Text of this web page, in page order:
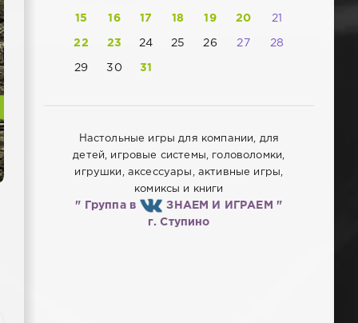
15 16 17 18 19 20 21
22 23 24 25 26 27 28
29 30 31
Настольные игры для компании, для
детей, игровые системы, головоломки,
игрушки, аксессуары, активные игры,
комиксы и книги
" Группа в
ЗНАЕМ И ИГРАЕМ "
г. Ступино